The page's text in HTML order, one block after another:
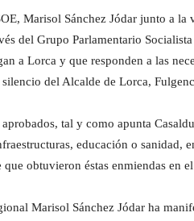
Marisol Sánchez Jódar junto a
del Grupo Parlamentario
a Lorca y que responden a las
del Alcalde de Lorca,
tal y como apunta
educación o sanidad,
obtuvieron éstas enmiendas en
Marisol Sánchez Jódar ha